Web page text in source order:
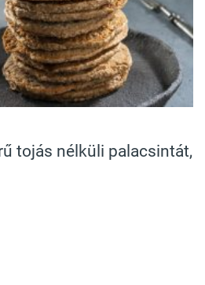
tojás nélküli palacsintát,